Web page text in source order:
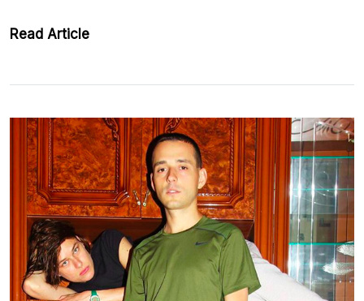
Read Article